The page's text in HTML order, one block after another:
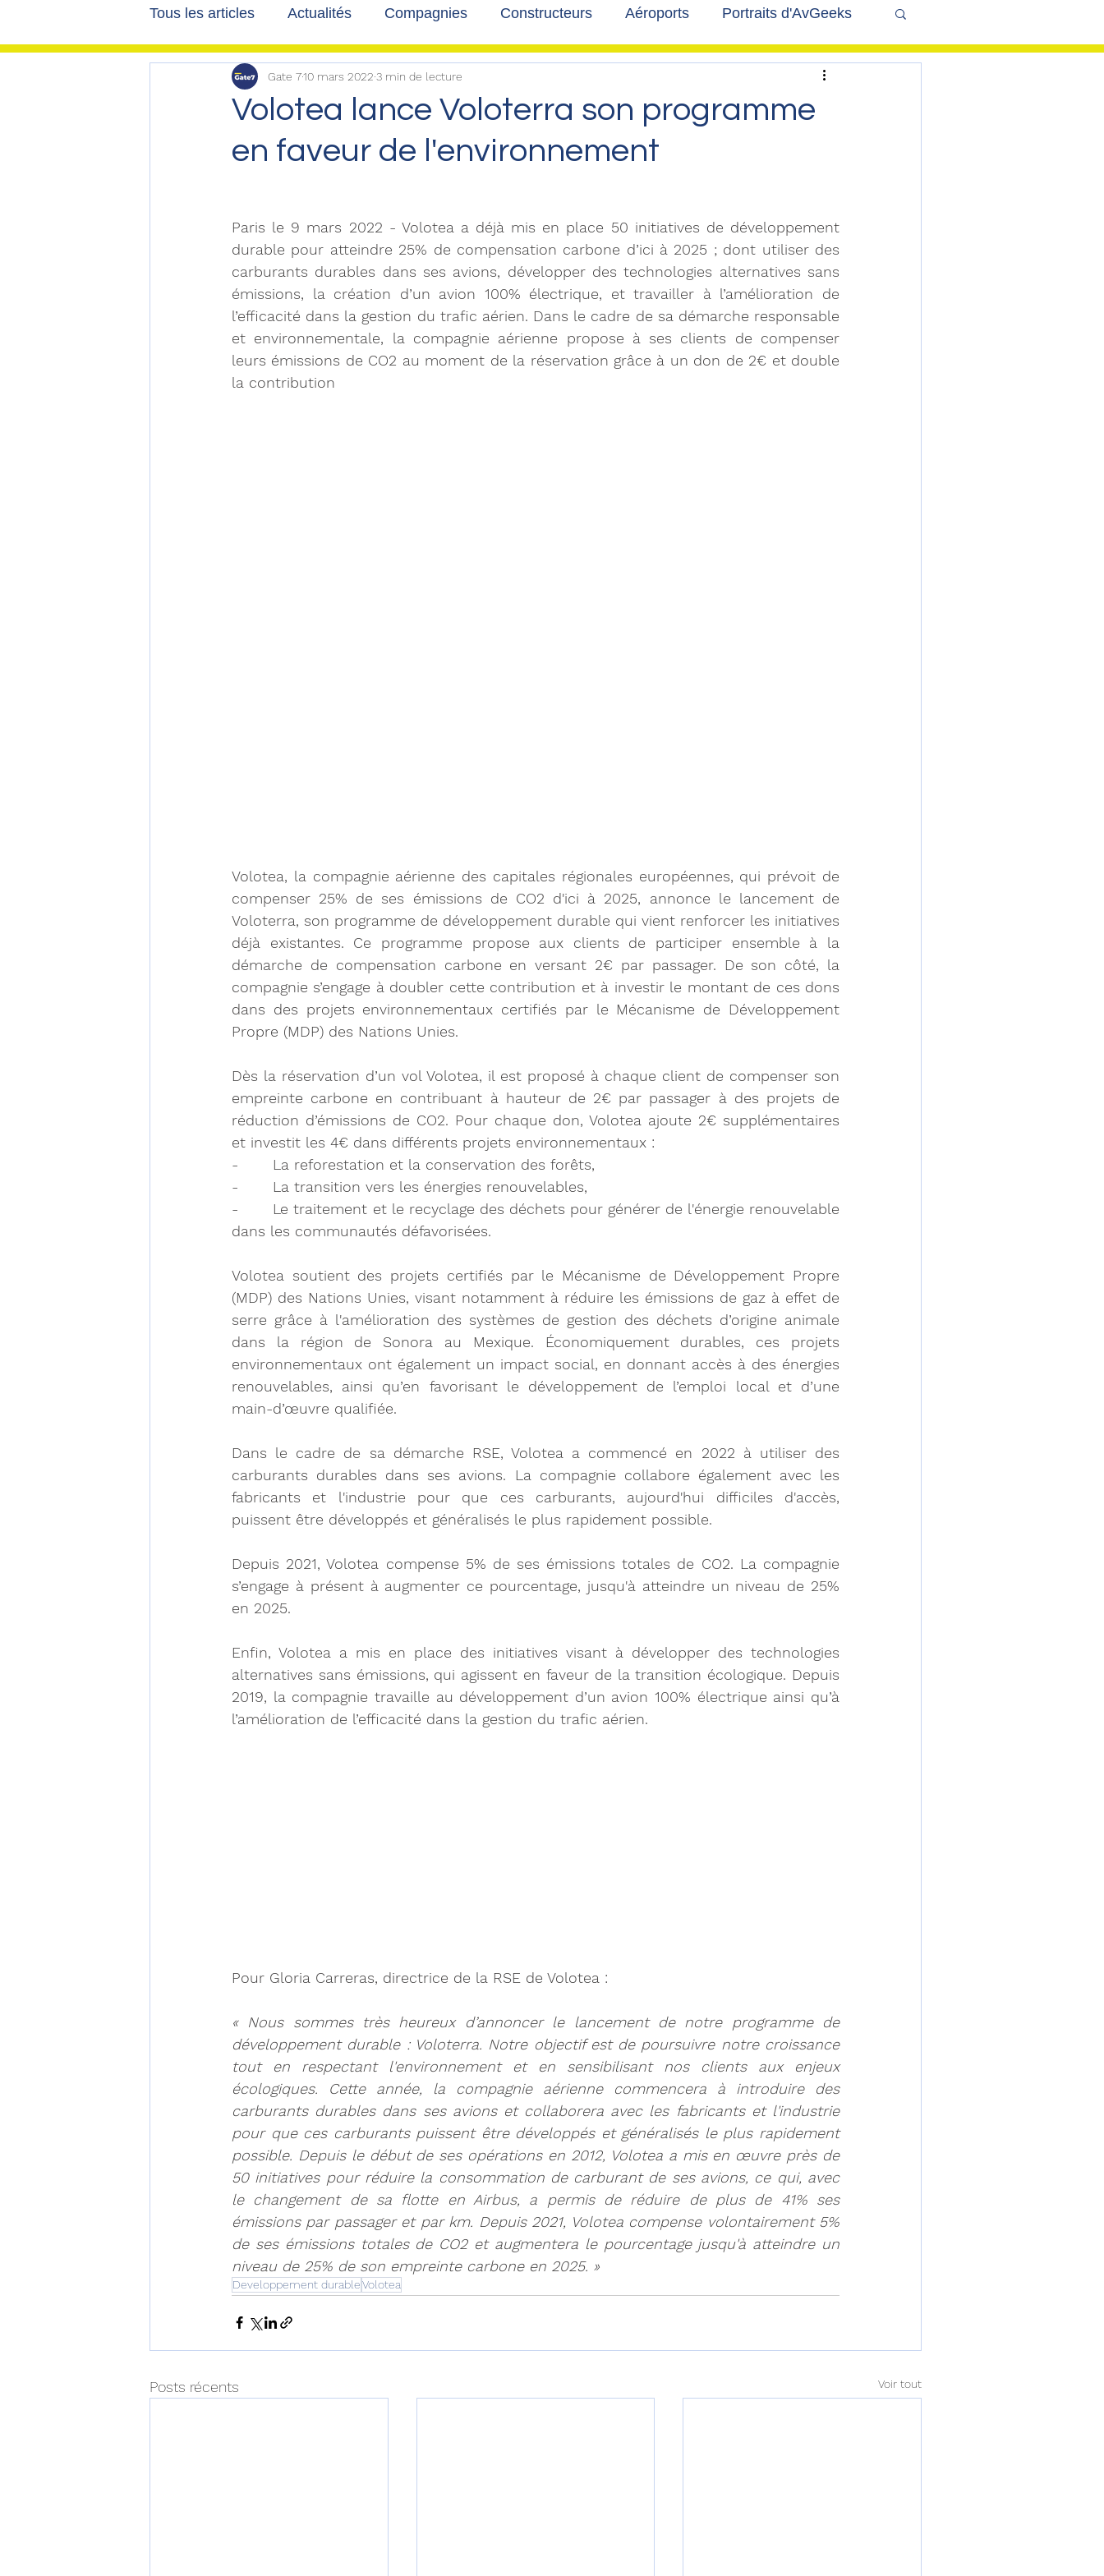
Tous les articles Actualités Compagnies Constructeurs Aéroports Portraits d'AvGeeks
Les tribunes de Gate7 album photo Coté Coulisses
Voyages Reportages
Volotea lance Voloterra son programme
en faveur de l'environnement
Gate 710 mars 2022 3 min de lecture
Paris le 9 mars 2022 - Volotea a déjà mis en place 50 initiatives de développement
durable pour atteindre 25% de compensation carbone d’ici à 2025 ; dont utiliser des
carburants durables dans ses avions, développer des technologies alternatives sans
émissions, la création d’un avion 100% électrique, et travailler à l’amélioration de
l’efficacité dans la gestion du trafic aérien. Dans le cadre de sa démarche responsable
et environnementale, la compagnie aérienne propose à ses clients de compenser
leurs émissions de CO2 au moment de la réservation grâce à un don de 2€ et double
la contribution
Volotea, la compagnie aérienne des capitales régionales européennes, qui prévoit de
compenser 25% de ses émissions de CO2 d'ici à 2025, annonce le lancement de
Voloterra, son programme de développement durable qui vient renforcer les initiatives
déjà existantes. Ce programme propose aux clients de participer ensemble à la
démarche de compensation carbone en versant 2€ par passager. De son côté, la
compagnie s’engage à doubler cette contribution et à investir le montant de ces dons
dans des projets environnementaux certifiés par le Mécanisme de Développement
Propre (MDP) des Nations Unies.
Dès la réservation d’un vol Volotea, il est proposé à chaque client de compenser son
empreinte carbone en contribuant à hauteur de 2€ par passager à des projets de
réduction d’émissions de CO2. Pour chaque don, Volotea ajoute 2€ supplémentaires
et investit les 4€ dans différents projets environnementaux :
-       La reforestation et la conservation des forêts,
-       La transition vers les énergies renouvelables,
-       Le traitement et le recyclage des déchets pour générer de l'énergie renouvelable
dans les communautés défavorisées.
Volotea soutient des projets certifiés par le Mécanisme de Développement Propre
(MDP) des Nations Unies, visant notamment à réduire les émissions de gaz à effet de
serre grâce à l'amélioration des systèmes de gestion des déchets d’origine animale
dans la région de Sonora au Mexique. Économiquement durables, ces projets
environnementaux ont également un impact social, en donnant accès à des énergies
renouvelables, ainsi qu’en favorisant le développement de l’emploi local et d’une
main-d’œuvre qualifiée.
Dans le cadre de sa démarche RSE, Volotea a commencé en 2022 à utiliser des
carburants durables dans ses avions. La compagnie collabore également avec les
fabricants et l'industrie pour que ces carburants, aujourd'hui difficiles d'accès,
puissent être développés et généralisés le plus rapidement possible.
Depuis 2021, Volotea compense 5% de ses émissions totales de CO2. La compagnie
s’engage à présent à augmenter ce pourcentage, jusqu'à atteindre un niveau de 25%
en 2025.
Enfin, Volotea a mis en place des initiatives visant à développer des technologies
alternatives sans émissions, qui agissent en faveur de la transition écologique. Depuis
2019, la compagnie travaille au développement d’un avion 100% électrique ainsi qu’à
l’amélioration de l’efficacité dans la gestion du trafic aérien.
Pour Gloria Carreras, directrice de la RSE de Volotea :
« Nous sommes très heureux d’annoncer le lancement de notre programme de
développement durable : Voloterra. Notre objectif est de poursuivre notre croissance
tout en respectant l'environnement et en sensibilisant nos clients aux enjeux
écologiques. Cette année, la compagnie aérienne commencera à introduire des
carburants durables dans ses avions et collaborera avec les fabricants et l'industrie
pour que ces carburants puissent être développés et généralisés le plus rapidement
possible. Depuis le début de ses opérations en 2012, Volotea a mis en œuvre près de
50 initiatives pour réduire la consommation de carburant de ses avions, ce qui, avec
le changement de sa flotte en Airbus, a permis de réduire de plus de 41% ses
émissions par passager et par km. Depuis 2021, Volotea compense volontairement 5%
de ses émissions totales de CO2 et augmentera le pourcentage jusqu'à atteindre un
niveau de 25% de son empreinte carbone en 2025. »
Developpement durableVolotea
Posts récents Voir tout